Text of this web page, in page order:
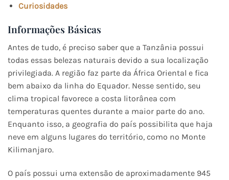
Curiosidades
Informações Básicas
Antes de tudo, é preciso saber que a Tanzânia possui
todas essas belezas naturais devido a sua localização
privilegiada. A região faz parte da África Oriental e fica
bem abaixo da linha do Equador. Nesse sentido, seu
clima tropical favorece a costa litorânea com
temperaturas quentes durante a maior parte do ano.
Enquanto isso, a geografia do país possibilita que haja
neve em alguns lugares do território, como no Monte
Kilimanjaro.
O país possui uma extensão de aproximadamente 945